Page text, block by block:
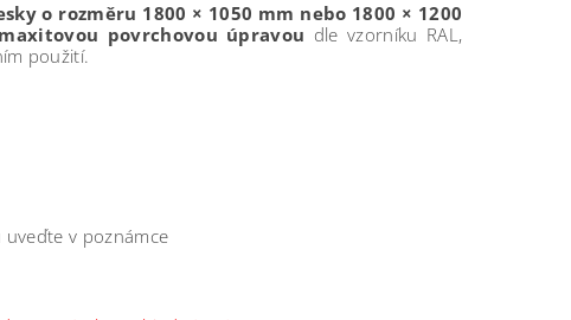
o rozměru 1800 × 1050 mm nebo 1800 × 1200
povrchovou úpravou dle vzorníku RAL,
použití.
uveďte v poznámce